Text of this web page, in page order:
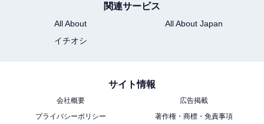
関連サービス
All About
All About Japan
イチオシ
サイト情報
会社概要
広告掲載
プライバシーポリシー
著作権・商標・免責事項